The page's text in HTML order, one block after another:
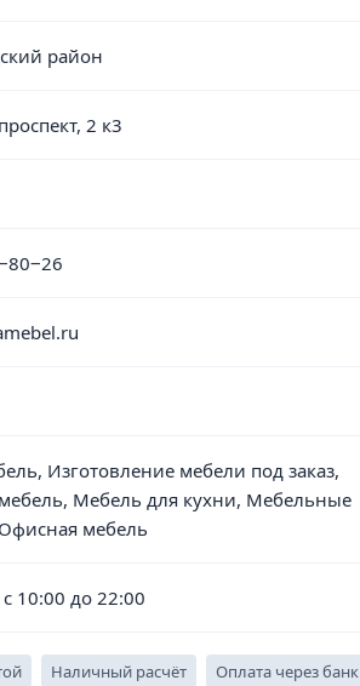
район
2 к3
Изготовление мебели под заказ,
Мебель для кухни, Мебельные
мебель
10:00 до 22:00
Наличный расчёт
Оплата через банк